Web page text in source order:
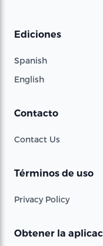
Ediciones
Spanish
English
Contacto
Contact Us
Términos de uso
Privacy Policy
Obtener la